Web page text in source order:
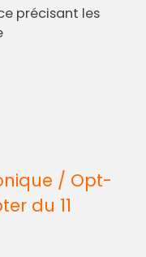
précisant les
/ Opt-
du 11